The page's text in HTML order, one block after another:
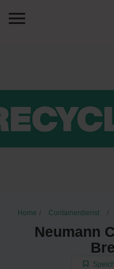
Home Containerdienst
Neumann